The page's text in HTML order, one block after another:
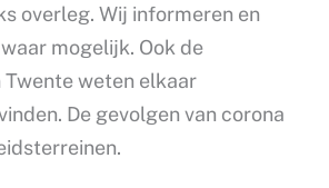
overleg. Wij informeren en
mogelijk. Ook de
weten elkaar
De gevolgen van corona